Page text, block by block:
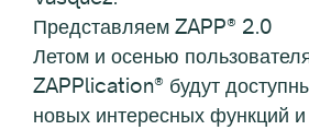
Представляем ZAPP® 2.0
Летом и осенью
ZAPPlication® будут
новых интересных функций и